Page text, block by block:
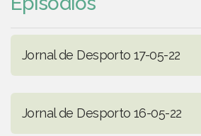
Jornal de Desporto 17-05-22
Jornal de Desporto 16-05-22